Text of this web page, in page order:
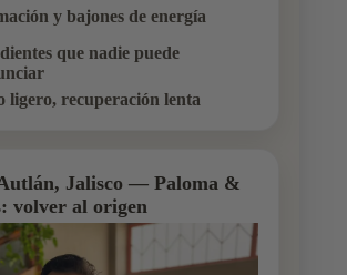
y bajones de energía
que nadie puede
ligero, recuperación lenta
Autlán, Jalisco — Paloma &
volver al origen